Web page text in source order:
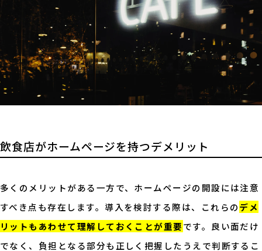
飲食店がホームページを持つデメリット
多くのメリットがある一方で、ホームページの開設には注意
すべき点も存在します。導入を検討する際は、これらのデメ
リットもあわせて理解しておくことが重要です。良い面だけ
でなく、負担となる部分も正しく把握したうえで判断するこ